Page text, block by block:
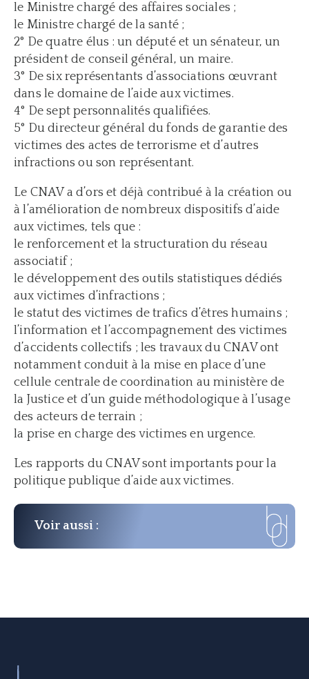
le Ministre chargé des affaires sociales ;
le Ministre chargé de la santé ;
2° De quatre élus : un député et un sénateur, un
président de conseil général, un maire.
3° De six représentants d’associations œuvrant
dans le domaine de l’aide aux victimes.
4° De sept personnalités qualifiées.
5° Du directeur général du fonds de garantie des
victimes des actes de terrorisme et d’autres
infractions ou son représentant.
Le CNAV a d’ors et déjà contribué à la création ou
à l’amélioration de nombreux dispositifs d’aide
aux victimes, tels que :
le renforcement et la structuration du réseau
associatif ;
le développement des outils statistiques dédiés
aux victimes d’infractions ;
le statut des victimes de trafics d’êtres humains ;
l’information et l’accompagnement des victimes
d’accidents collectifs ; les travaux du CNAV ont
notamment conduit à la mise en place d’une
cellule centrale de coordination au ministère de
la Justice et d’un guide méthodologique à l’usage
des acteurs de terrain ;
la prise en charge des victimes en urgence.
Les rapports du CNAV sont importants pour la
politique publique d’aide aux victimes.
Voir aussi :